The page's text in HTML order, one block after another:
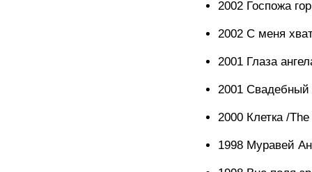
2002 Госпожа
2002 С меня
2001 Глаза
2001 Свадебный
2000 Клетка /
1998 Муравей